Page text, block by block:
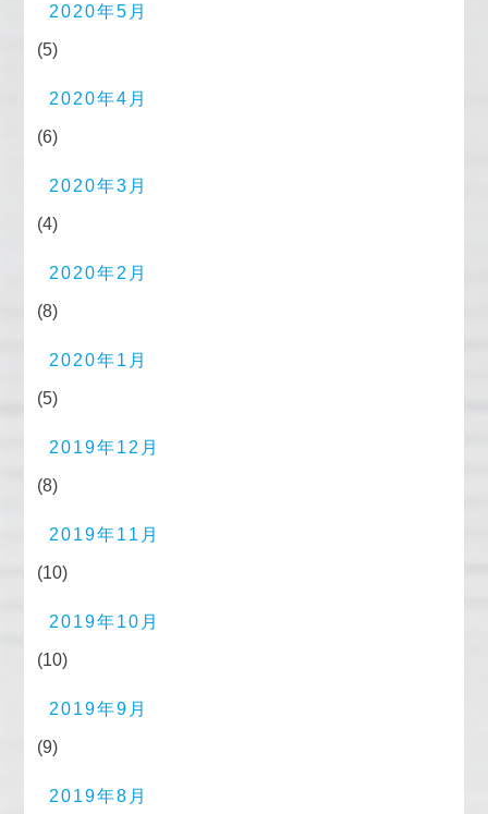
2020年5月
(5)
2020年4月
(6)
2020年3月
(4)
2020年2月
(8)
2020年1月
(5)
2019年12月
(8)
2019年11月
(10)
2019年10月
(10)
2019年9月
(9)
2019年8月